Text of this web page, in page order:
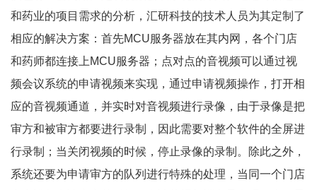
和药业的项目需求的分析，汇研科技的技术人员为其定制了
相应的解决方案：首先MCU服务器放在其内网，各个门店
和药师都连接上 MCU服务器；点对点的音视频可以通过视
频会议系统的申请视频来实现，通过申请视频操作，打开相
应的音视频通道，并实时对音视频进行录像，由于录像是把
审方和被审方都要进行录制，因此需要对整个软件的全屏进
行录制；当关闭视频的时候，停止录像的录制。除此之外，
系统还要为申请审方的队列进行特殊的处理，当同一个门店